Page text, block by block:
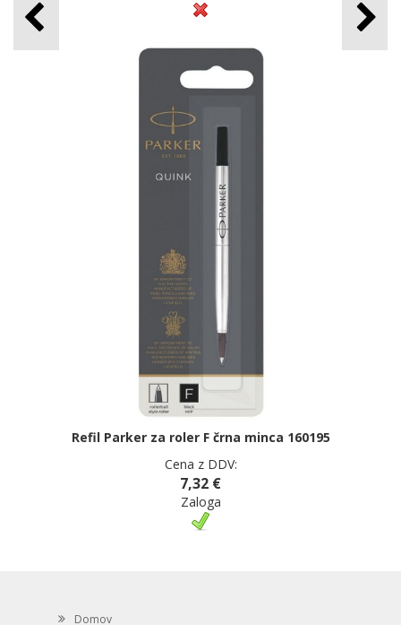
Refil Parker za roler F črna minca 160195
Cena z DDV:
7,32 €
Zaloga
Domov